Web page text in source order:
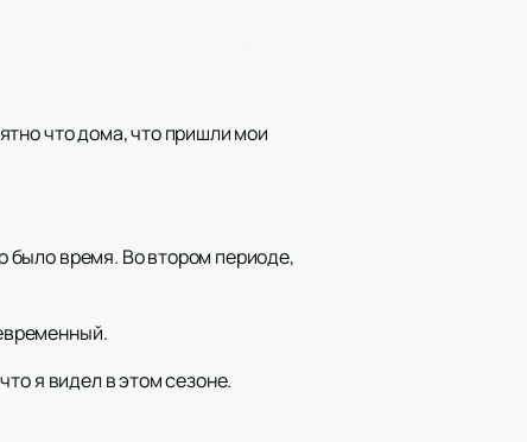
что дома, что пришли мои
было время. Во втором периоде,
я видел в этом сезоне.